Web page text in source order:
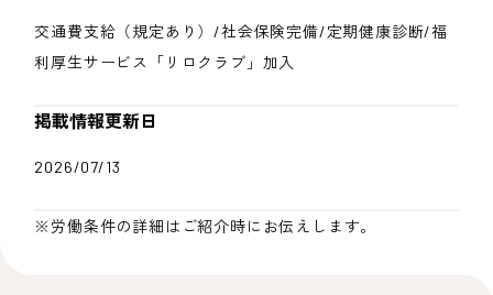
交通費支給（規定あり）/社会保険完備/定期健康診断/福
利厚生サービス「リロクラブ」加入
掲載情報更新日
2026/07/13
※労働条件の詳細はご紹介時にお伝えします。